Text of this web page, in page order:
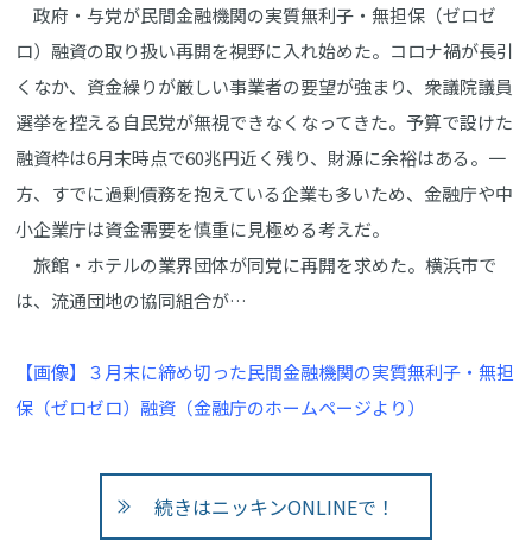
政府・与党が民間金融機関の実質無利子・無担保（ゼロゼ
ロ）融資の取り扱い再開を視野に入れ始めた。コロナ禍が長引
くなか、資金繰りが厳しい事業者の要望が強まり、衆議院議員
選挙を控える自民党が無視できなくなってきた。予算で設けた
融資枠は6月末時点で60兆円近く残り、財源に余裕はある。一
方、すでに過剰債務を抱えている企業も多いため、金融庁や中
小企業庁は資金需要を慎重に見極める考えだ。
旅館・ホテルの業界団体が同党に再開を求めた。横浜市で
は、流通団地の協同組合が…
【画像】３月末に締め切った民間金融機関の実質無利子・無担
保（ゼロゼロ）融資（金融庁のホームページより）
続きはニッキンONLINEで！